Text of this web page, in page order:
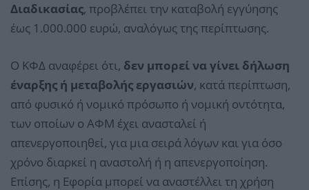
Διαδικασίας, προβλέπει την καταβολή εγγύησης
έως 1.000.000 ευρώ, αναλόγως της περίπτωσης.
Ο ΚΦΔ αναφέρει ότι, δεν μπορεί να γίνει δήλωση
έναρξης ή μεταβολής εργασιών, κατά περίπτωση,
από φυσικό ή νομικό πρόσωπο ή νομική οντότητα,
των οποίων ο ΑΦΜ έχει ανασταλεί ή
απενεργοποιηθεί, για μια σειρά λόγων και για όσο
χρόνο διαρκεί η αναστολή ή η απενεργοποίηση.
Επίσης, η Εφορία μπορεί να αναστέλλει τη χρήση